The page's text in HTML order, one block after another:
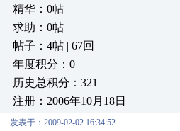
精华：0帖
求助：0帖
帖子：4帖 | 67回
年度积分：0
历史总积分：321
注册：2006年10月18日
发表于：2009-02-02 16:34:52